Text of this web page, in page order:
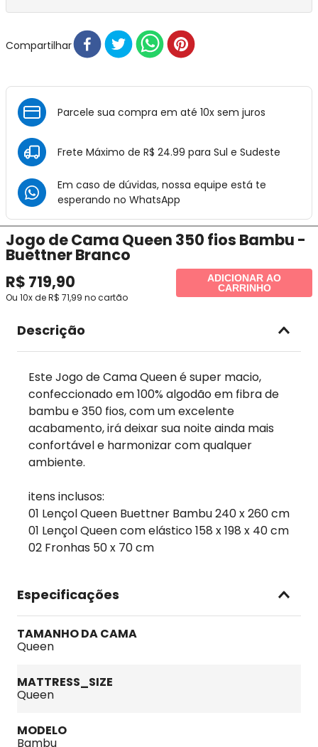
Compartilhar
Parcele sua compra em até 10x sem juros
Frete Máximo de R$ 24.99 para Sul e Sudeste
Em caso de dúvidas, nossa equipe está te
esperando no WhatsApp
Jogo de Cama Queen 350 fios Bambu -
Buettner Branco
R$ 719,90
Ou 10x deR$ 71,99 no cartão
ADICIONAR AO
CARRINHO
Descrição
Este Jogo de Cama Queen é super macio,
confeccionado em 100% algodão em fibra de
bambu e 350 fios, com um excelente
acabamento, irá deixar sua noite ainda mais
confortável e harmonizar com qualquer
ambiente.
itens inclusos:
01 Lençol Queen Buettner Bambu 240 x 260 cm
01 Lençol Queen com elástico 158 x 198 x 40 cm
02 Fronhas 50 x 70 cm
Especificações
TAMANHO DA CAMA
Queen
MATTRESS_SIZE
Queen
MODELO
Bambu